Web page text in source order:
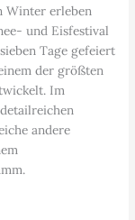
Winter erleben
und Eisfestival
Tage gefeiert
der größten
Im
andere